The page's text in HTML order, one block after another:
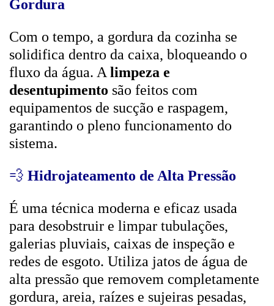
Gordura
Com o tempo, a gordura da cozinha se
solidifica dentro da caixa, bloqueando o
fluxo da água. A limpeza e
desentupimento são feitos com
equipamentos de sucção e raspagem,
garantindo o pleno funcionamento do
sistema.
💨 Hidrojateamento de Alta Pressão
É uma técnica moderna e eficaz usada
para desobstruir e limpar tubulações,
galerias pluviais, caixas de inspeção e
redes de esgoto. Utiliza jatos de água de
alta pressão que removem completamente
gordura, areia, raízes e sujeiras pesadas,